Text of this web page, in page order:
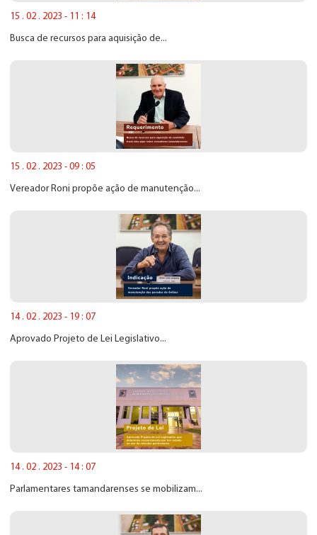
15 . 02 . 2023 - 11 : 14
Busca de recursos para aquisição de...
15 . 02 . 2023 - 09 : 05
Vereador Roni propõe ação de manutenção...
14 . 02 . 2023 - 19 : 07
Aprovado Projeto de Lei Legislativo...
14 . 02 . 2023 - 14 : 07
Parlamentares tamandarenses se mobilizam...